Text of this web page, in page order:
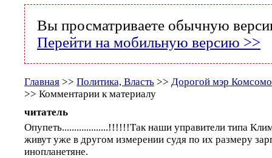
Вы просматриваете обычную
Перейти на мобильную версию >>
Главная >> Политика, Власть >> Дорогой мэр
>> Комментарии к материалу
читатель
Опупеть...................!!!!!!Так наши управители типа
живут уже в другом измерении судя по их размеру
инопланетяне.